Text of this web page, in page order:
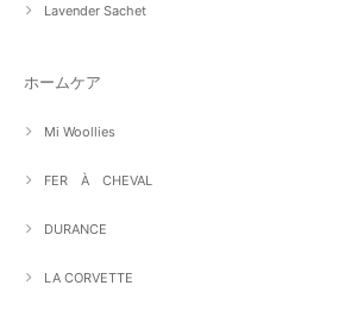
Lavender Sachet
ホームケア
Mi Woollies
FER À CHEVAL
DURANCE
LA CORVETTE